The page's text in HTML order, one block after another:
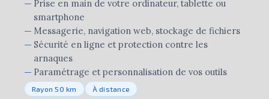
Prise en main de votre ordinateur, tablette ou
smartphone
Messagerie, navigation web, stockage de fichiers
Sécurité en ligne et protection contre les
arnaques
Paramétrage et personnalisation de vos outils
Rayon 50 km À distance